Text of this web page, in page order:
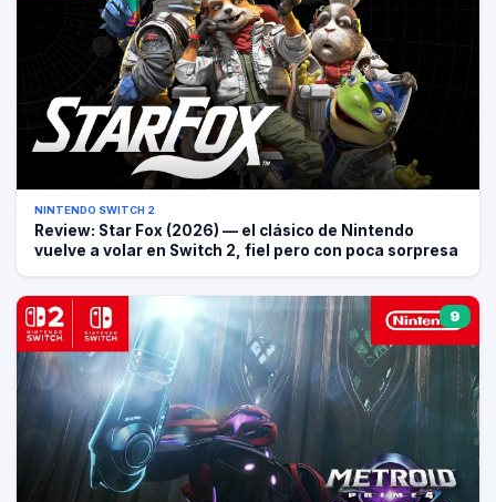
NINTENDO SWITCH 2
Review: Star Fox (2026) — el clásico de Nintendo
vuelve a volar en Switch 2, fiel pero con poca sorpresa
9